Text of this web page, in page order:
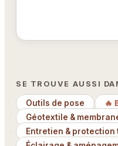
SE TROUVE AUSSI
Outils de pose
🔥
Géotextile &
Entretien & protection